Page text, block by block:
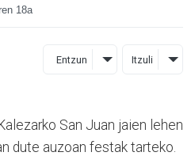
18a
Entzun Itzuli
San Juan jaien lehen
dute auzoan festak tarteko.